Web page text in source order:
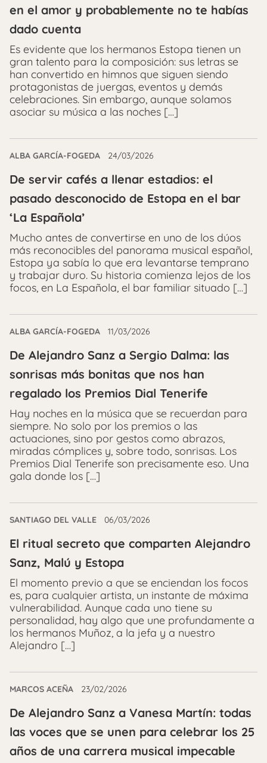
en el amor y probablemente no te habías
dado cuenta
Es evidente que los hermanos Estopa tienen un
gran talento para la composición: sus letras se
han convertido en himnos que siguen siendo
protagonistas de juergas, eventos y demás
celebraciones. Sin embargo, aunque solamos
asociar su música a las noches […]
ALBA GARCÍA-FOGEDA 24/03/2026
De servir cafés a llenar estadios: el
pasado desconocido de Estopa en el bar
‘La Española’
Mucho antes de convertirse en uno de los dúos
más reconocibles del panorama musical español,
Estopa ya sabía lo que era levantarse temprano
y trabajar duro. Su historia comienza lejos de los
focos, en La Española, el bar familiar situado […]
ALBA GARCÍA-FOGEDA 11/03/2026
De Alejandro Sanz a Sergio Dalma: las
sonrisas más bonitas que nos han
regalado los Premios Dial Tenerife
Hay noches en la música que se recuerdan para
siempre. No solo por los premios o las
actuaciones, sino por gestos como abrazos,
miradas cómplices y, sobre todo, sonrisas. Los
Premios Dial Tenerife son precisamente eso. Una
gala donde los […]
SANTIAGO DEL VALLE 06/03/2026
El ritual secreto que comparten Alejandro
Sanz, Malú y Estopa
El momento previo a que se enciendan los focos
es, para cualquier artista, un instante de máxima
vulnerabilidad. Aunque cada uno tiene su
personalidad, hay algo que une profundamente a
los hermanos Muñoz, a la jefa y a nuestro
Alejandro […]
MARCOS ACEÑA 23/02/2026
De Alejandro Sanz a Vanesa Martín: todas
las voces que se unen para celebrar los 25
años de una carrera musical impecable